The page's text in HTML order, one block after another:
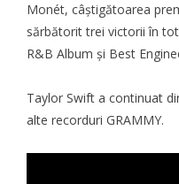
Monét, câștigătoarea
sărbătorit trei victorii în
R&B Album și Best
Taylor Swift a continuat
alte recorduri GRAMMY.